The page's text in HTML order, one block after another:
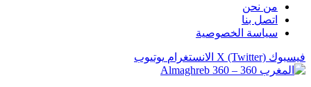
من نحن
اتصل بنا
سياسة الخصوصية
فيسبوك X (Twitter) الانستغرام يوتيوب